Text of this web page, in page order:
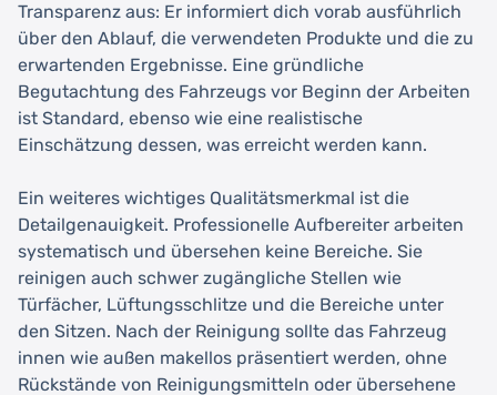
Transparenz aus: Er informiert dich vorab ausführlich
über den Ablauf, die verwendeten Produkte und die zu
erwartenden Ergebnisse. Eine gründliche
Begutachtung des Fahrzeugs vor Beginn der Arbeiten
ist Standard, ebenso wie eine realistische
Einschätzung dessen, was erreicht werden kann.
Ein weiteres wichtiges Qualitätsmerkmal ist die
Detailgenauigkeit. Professionelle Aufbereiter arbeiten
systematisch und übersehen keine Bereiche. Sie
reinigen auch schwer zugängliche Stellen wie
Türfächer, Lüftungsschlitze und die Bereiche unter
den Sitzen. Nach der Reinigung sollte das Fahrzeug
innen wie außen makellos präsentiert werden, ohne
Rückstände von Reinigungsmitteln oder übersehene